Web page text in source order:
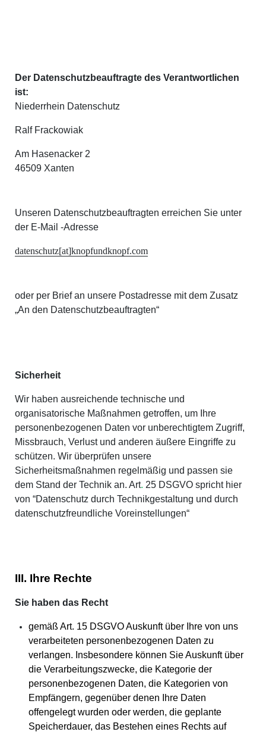
Der Datenschutzbeauftragte des Verantwortlichen
ist:
Niederrhein Datenschutz
Ralf Frackowiak
Am Hasenacker 2
46509 Xanten
Unseren Datenschutzbeauftragten erreichen Sie unter
der E-Mail -Adresse
datenschutz[at]knopfundknopf.com
oder per Brief an unsere Postadresse mit dem Zusatz
„An den Datenschutzbeauftragten“
Sicherheit
Wir haben ausreichende technische und
organisatorische Maßnahmen getroffen, um Ihre
personenbezogenen Daten vor unberechtigtem Zugriff,
Missbrauch, Verlust und anderen äußere Eingriffe zu
schützen. Wir überprüfen unsere
Sicherheitsmaßnahmen regelmäßig und passen sie
dem Stand der Technik an. Art. 25 DSGVO spricht hier
von “Datenschutz durch Technikgestaltung und durch
datenschutzfreundliche Voreinstellungen“
III. Ihre Rechte
Sie haben das Recht
gemäß Art. 15 DSGVO Auskunft über Ihre von uns
verarbeiteten personenbezogenen Daten zu
verlangen. Insbesondere können Sie Auskunft über
die Verarbeitungszwecke, die Kategorie der
personenbezogenen Daten, die Kategorien von
Empfängern, gegenüber denen Ihre Daten
offengelegt wurden oder werden, die geplante
Speicherdauer, das Bestehen eines Rechts auf